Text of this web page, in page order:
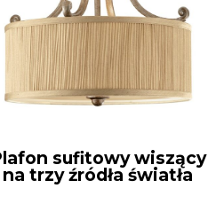
sufitowy wiszący
na trzy źródła światła